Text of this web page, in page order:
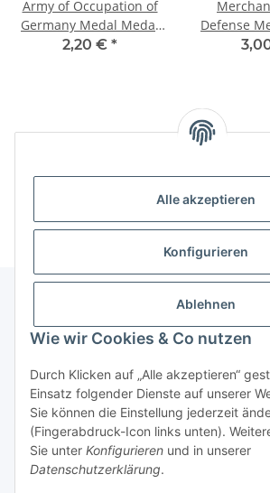
Alle akzeptieren
Konfigurieren
Ablehnen
Wie wir Cookies & Co nutzen
Durch Klicken auf „Alle akzeptieren“
Einsatz folgender Dienste auf unserer
Sie können die Einstellung jederzeit
(Fingerabdruck-Icon links unten).
Sie unter Konfigurieren und in unserer
Datenschutzerklärung.
Army of Occupation of
Germany Medal Medal
Ribbon, Miniature Size,
2,20 € *
Defense
Bar
Kategorien
Informationen
Gesetzliche Informationen
Widerrufsbutton
* Alle Preise inkl. gesetzlicher USt., zzgl.